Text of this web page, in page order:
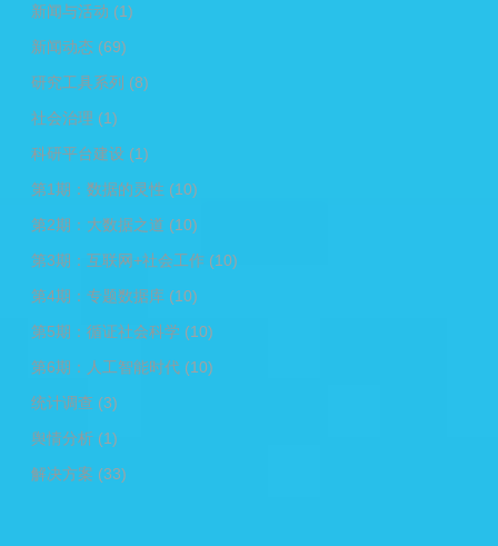
新闻与活动 (1)
新闻动态 (69)
研究工具系列 (8)
社会治理 (1)
科研平台建设 (1)
第1期：数据的灵性 (10)
第2期：大数据之道 (10)
第3期：互联网+社会工作 (10)
第4期：专题数据库 (10)
第5期：循证社会科学 (10)
第6期：人工智能时代 (10)
统计调查 (3)
舆情分析 (1)
解决方案 (33)